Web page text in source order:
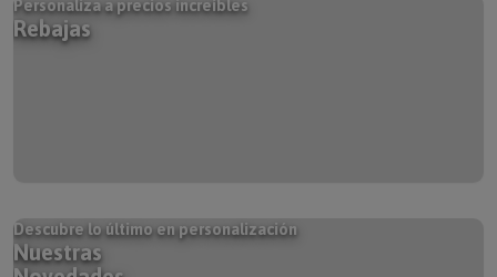
Rebajas
Nuestras
Novedades